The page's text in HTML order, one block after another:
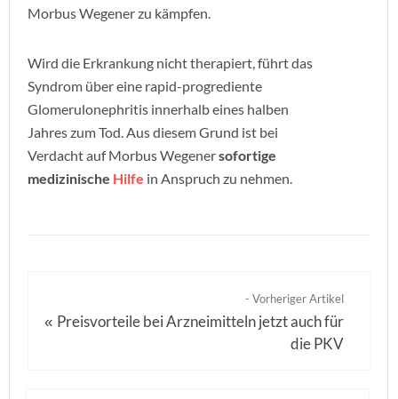
Morbus Wegener zu kämpfen.
Wird die Erkrankung nicht therapiert, führt das
Syndrom über eine rapid-progrediente
Glomerulonephritis innerhalb eines halben
Jahres zum Tod. Aus diesem Grund ist bei
Verdacht auf Morbus Wegenersofortige
medizinische Hilfe in Anspruch zu nehmen.
- Vorheriger Artikel
« Preisvorteile bei Arzneimitteln jetzt auch für
die PKV